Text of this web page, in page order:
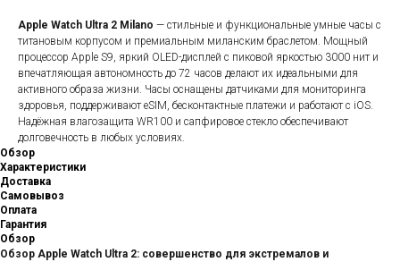
Apple Watch Ultra 2 Milano — стильные и функциональные умные часы с
титановым корпусом и премиальным миланским браслетом. Мощный
процессор Apple S9, яркий OLED-дисплей с пиковой яркостью 3000 нит и
впечатляющая автономность до 72 часов делают их идеальными для
активного образа жизни. Часы оснащены датчиками для мониторинга
здоровья, поддерживают eSIM, бесконтактные платежи и работают с iOS.
Надёжная влагозащита WR100 и сапфировое стекло обеспечивают
долговечность в любых условиях.
Обзор
Характеристики
Доставка
Самовывоз
Оплата
Гарантия
Обзор
Обзор Apple Watch Ultra 2: совершенство для экстремалов и